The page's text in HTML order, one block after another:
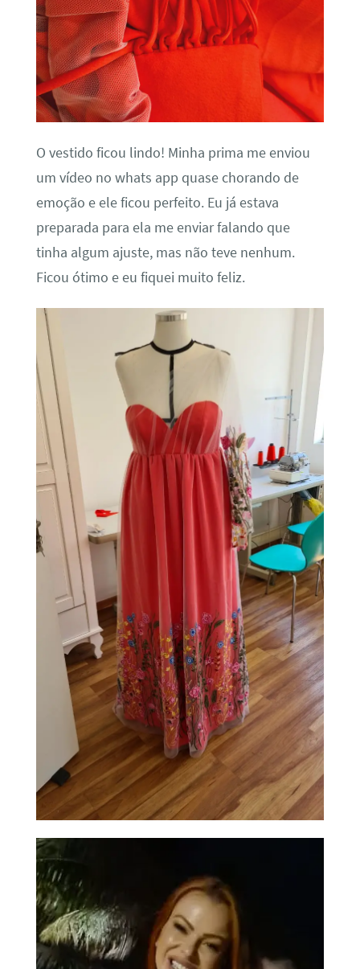
O vestido ficou lindo! Minha prima me enviou
um vídeo no whats app quase chorando de
emoção e ele ficou perfeito. Eu já estava
preparada para ela me enviar falando que
tinha algum ajuste, mas não teve nenhum.
Ficou ótimo e eu fiquei muito feliz.